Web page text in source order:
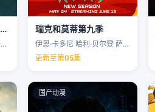
请吃红小豆吧！食物世界第一季
林佩妍 朱芷仪 林春柳 陈梓聪 …
瑞克和莫蒂第九季
伊恩·卡多尼 哈利·贝尔登 萨拉·乔克 克里斯·帕内尔 …
更新至第05集
国产动漫